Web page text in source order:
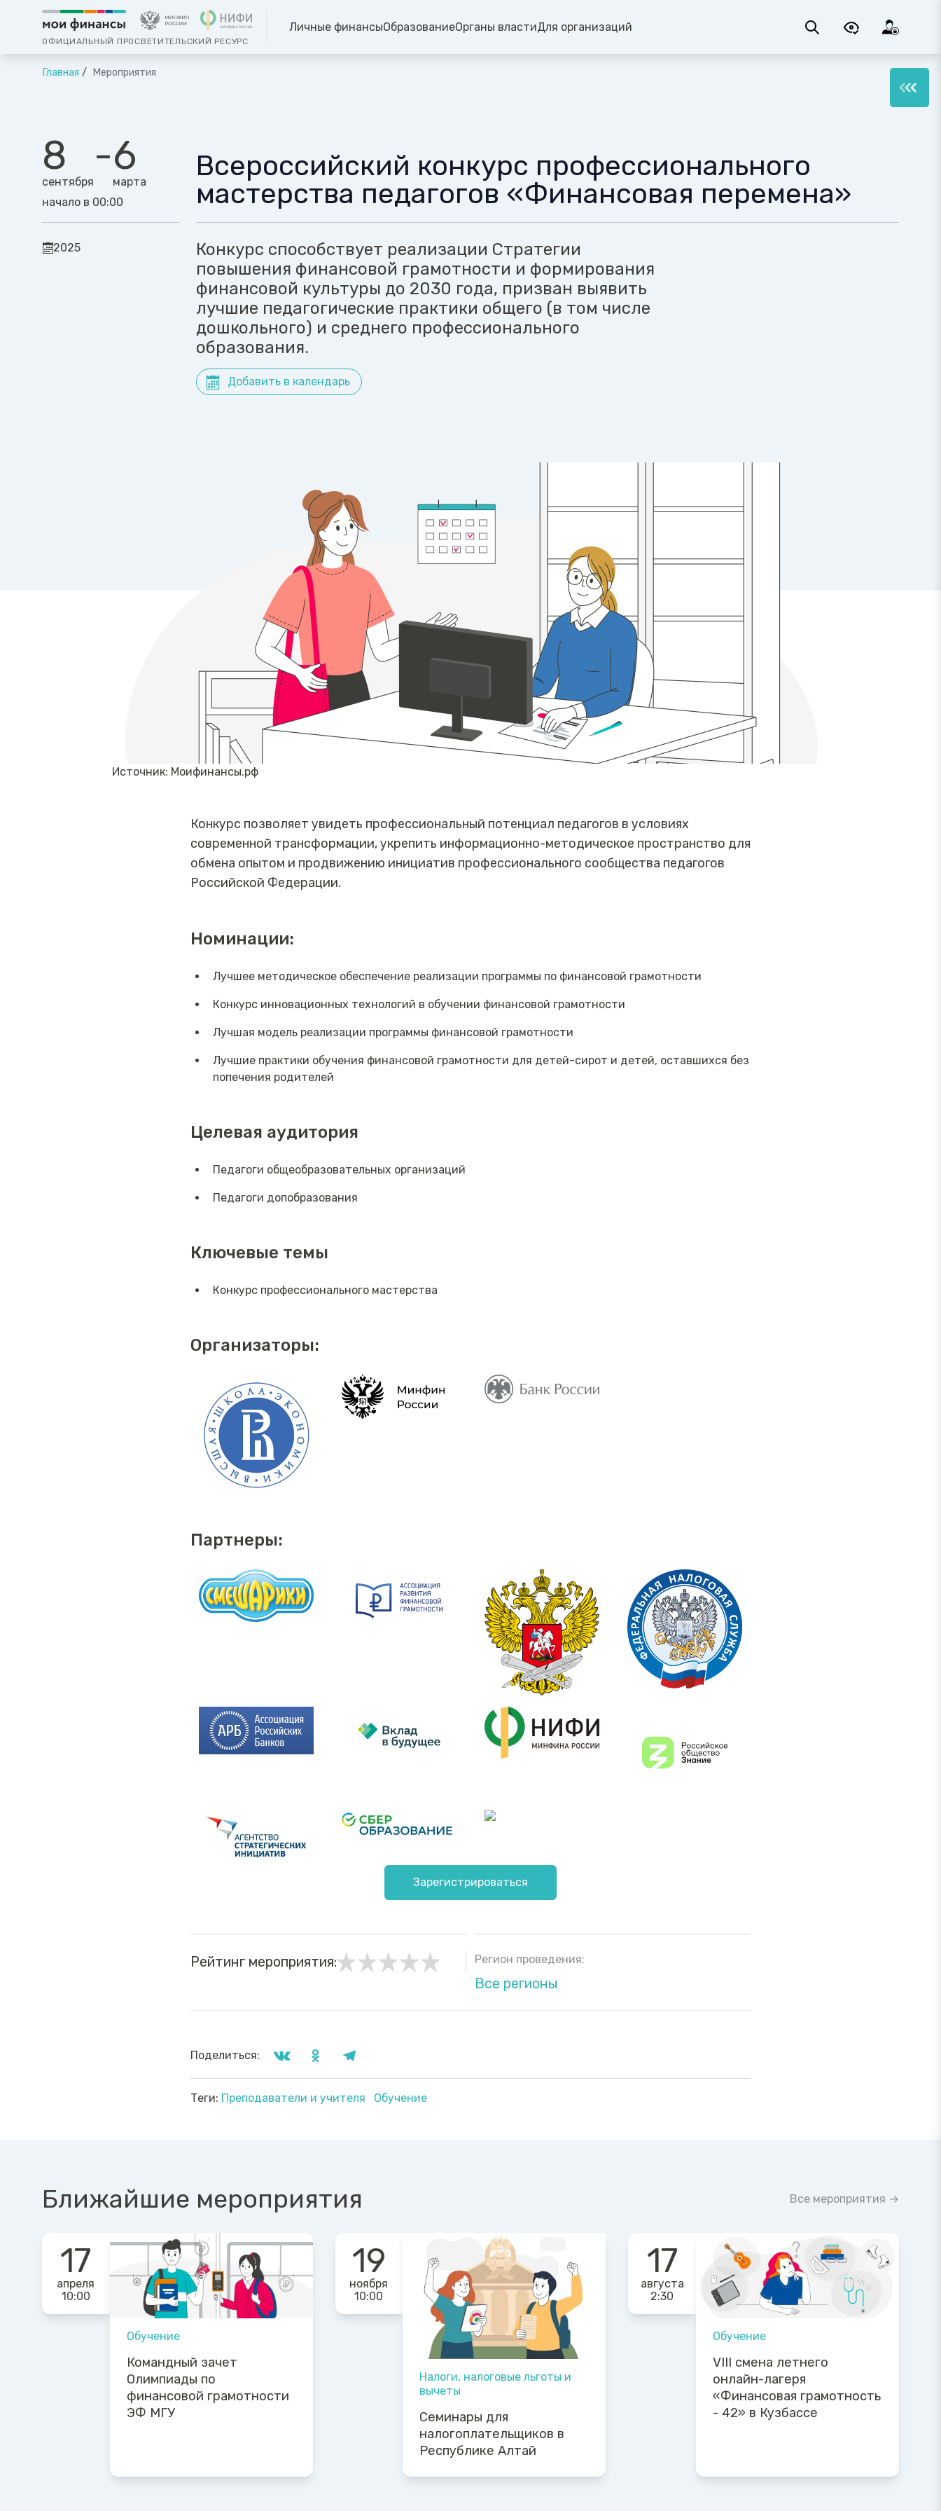
ОФИЦИАЛЬНЫЙ ПРОСВЕТИТЕЛЬСКИЙ РЕСУРС
Личные финансыОбразованиеОрганы властиДля организаций
Главная Мероприятия
8
сентября
-6
марта
начало в 00:00
2025
Всероссийский конкурс профессионального
мастерства педагогов «Финансовая перемена»
Конкурс способствует реализации Стратегии
повышения финансовой грамотности и формирования
финансовой культуры до 2030 года, призван выявить
лучшие педагогические практики общего (в том числе
дошкольного) и среднего профессионального
образования.
Добавить в календарь
Источник: Моифинансы.рф
Конкурс позволяет увидеть профессиональный потенциал педагогов в условиях
современной трансформации, укрепить информационно-методическое пространство для
обмена опытом и продвижению инициатив профессионального сообщества педагогов
Российской Федерации.
Номинации:
Лучшее методическое обеспечение реализации программы по финансовой грамотности
Конкурс инновационных технологий в обучении финансовой грамотности
Лучшая модель реализации программы финансовой грамотности
Лучшие практики обучения финансовой грамотности для детей-сирот и детей, оставшихся без
попечения родителей
Целевая аудитория
Педагоги общеобразовательных организаций
Педагоги допобразования
Ключевые темы
Конкурс профессионального мастерства
Организаторы:
Партнеры:
Зарегистрироваться
Рейтинг мероприятия: Регион проведения:
Все регионы
Поделиться:
Теги: Преподаватели и учителя Обучение
Ближайшие мероприятия Все мероприятия →
17
апреля
10:00
Обучение
Командный зачет
Олимпиады по
финансовой грамотности
ЭФ МГУ
19
ноября
10:00
Налоги, налоговые льготы и
вычеты
Семинары для
налогоплательщиков в
Республике Алтай
17
августа
2:30
Обучение
VIII смена летнего
онлайн-лагеря
«Финансовая грамотность
- 42» в Кузбассе